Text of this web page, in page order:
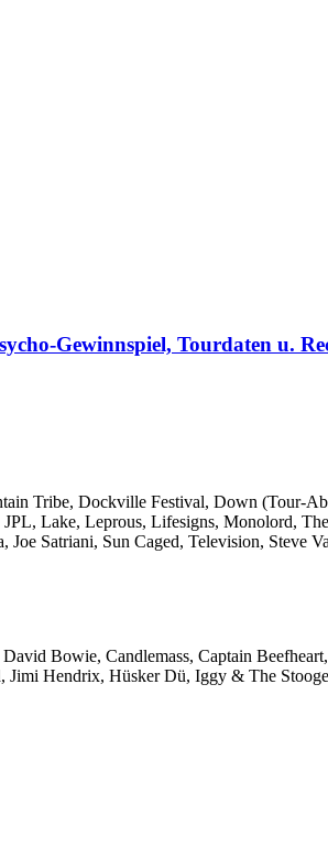
Gewinnspiel, Tourdaten u.
Tribe, Dockville Festival, Down (Tour-
Lake, Leprous, Lifesigns, Monolord,
Satriani, Sun Caged, Television, Steve
Bowie, Candlemass, Captain
Hendrix, Hüsker Dü, Iggy & The